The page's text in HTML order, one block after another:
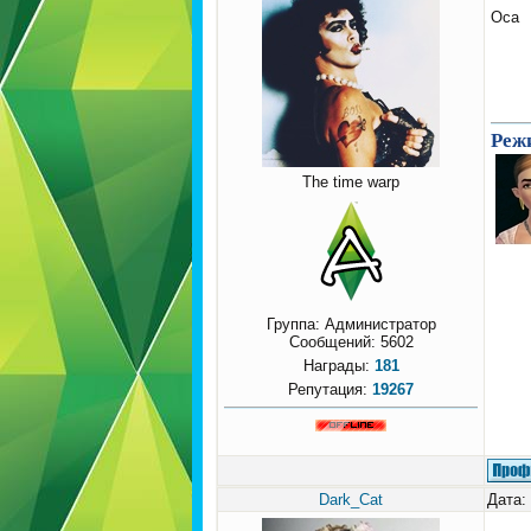
The time warp
Группа: Администратор
Сообщений: 5602
Награды: 181
Репутация: 19267
Оса
Dark_Cat Дата: